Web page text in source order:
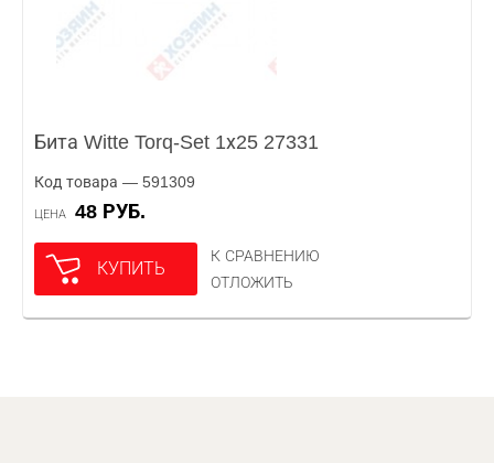
Бита Witte Torq-Set 1х25 27331
Код товара — 591309
ЦЕНА 48 РУБ.
КУПИТЬ
К СРАВНЕНИЮ
ОТЛОЖИТЬ